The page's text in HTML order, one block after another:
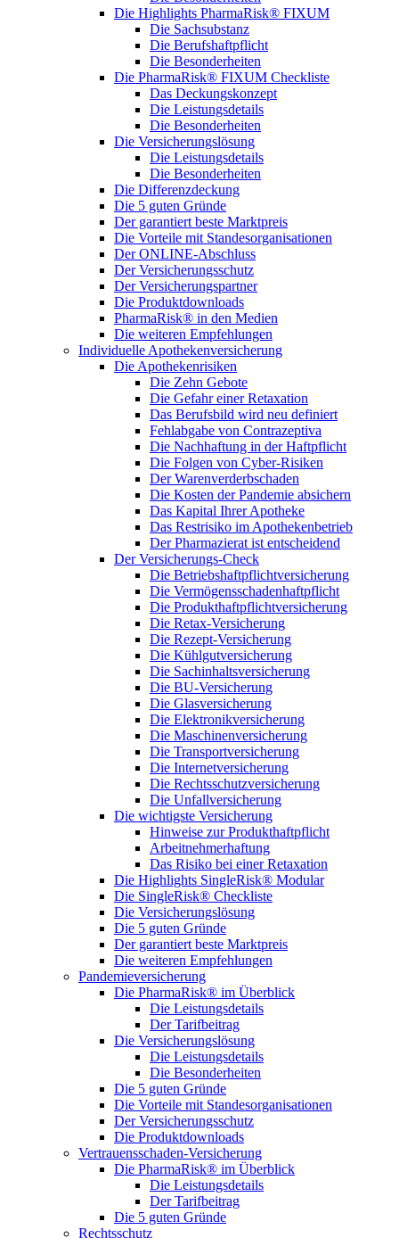
Die Highlights PharmaRisk® FIXUM
Die Sachsubstanz
Die Berufshaftpflicht
Die Besonderheiten
Die PharmaRisk® FIXUM Checkliste
Das Deckungskonzept
Die Leistungsdetails
Die Besonderheiten
Die Versicherungslösung
Die Leistungsdetails
Die Besonderheiten
Die Differenzdeckung
Die 5 guten Gründe
Der garantiert beste Marktpreis
Die Vorteile mit Standesorganisationen
Der ONLINE-Abschluss
Der Versicherungsschutz
Der Versicherungspartner
Die Produktdownloads
PharmaRisk® in den Medien
Die weiteren Empfehlungen
Individuelle Apothekenversicherung
Die Apothekenrisiken
Die Zehn Gebote
Die Gefahr einer Retaxation
Das Berufsbild wird neu definiert
Fehlabgabe von Contrazeptiva
Die Nachhaftung in der Haftpflicht
Die Folgen von Cyber-Risiken
Der Warenverderbschaden
Die Kosten der Pandemie absichern
Das Kapital Ihrer Apotheke
Das Restrisiko im Apothekenbetrieb
Der Pharmazierat ist entscheidend
Der Versicherungs-Check
Die Betriebshaftpflichtversicherung
Die Vermögensschadenhaftpflicht
Die Produkthaftpflichtversicherung
Die Retax-Versicherung
Die Rezept-Versicherung
Die Kühlgutversicherung
Die Sachinhaltsversicherung
Die BU-Versicherung
Die Glasversicherung
Die Elektronikversicherung
Die Maschinenversicherung
Die Transportversicherung
Die Internetversicherung
Die Rechtsschutzversicherung
Die Unfallversicherung
Die wichtigste Versicherung
Hinweise zur Produkthaftpflicht
Arbeitnehmerhaftung
Das Risiko bei einer Retaxation
Die Highlights SingleRisk® Modular
Die SingleRisk® Checkliste
Die Versicherungslösung
Die 5 guten Gründe
Der garantiert beste Marktpreis
Die weiteren Empfehlungen
Pandemieversicherung
Die PharmaRisk® im Überblick
Die Leistungsdetails
Der Tarifbeitrag
Die Versicherungslösung
Die Leistungsdetails
Die Besonderheiten
Die 5 guten Gründe
Die Vorteile mit Standesorganisationen
Der Versicherungsschutz
Die Produktdownloads
Vertrauensschaden-Versicherung
Die PharmaRisk® im Überblick
Die Leistungsdetails
Der Tarifbeitrag
Die 5 guten Gründe
Rechtsschutz